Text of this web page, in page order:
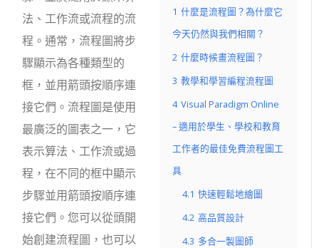
1 什麼是流程圖？為什麼它
今天仍然與我們相關？
2 什麼時候畫流程圖？
3 教學和學習編程流程圖
4 Visual Paradigm Online
– 適用於學生、學校和教育
工作者的最佳免費流程圖工
具
4.1 快速輕鬆地繪圖
4.2 高品質設計
4.3 多合一製圖師
法、工作流或流程的流
程。通常，流程圖將步
驟顯示為各種類型的
框，並用箭頭按順序連
接它們。流程圖是使用
最廣泛的圖表之一，它
表示算法、工作流或過
程，在不同的框中顯示
步驟並用箭頭按順序連
接它們。您可以從頭開
始創建流程圖，也可以